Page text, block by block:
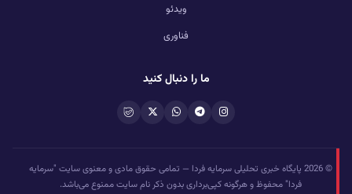
ویدئو
فناوری
ما را دنبال کنید
© 2026 پایگاه خبری تحلیلی سرمایه فردا — تمامی حقوق مادی و معنوی سایت "سرمایه
فردا" محفوظ و هرگونه کپی‌برداری بدون ذکر نام سایت ممنوع می‌باشد.